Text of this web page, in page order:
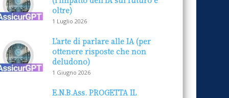
oltre)
1 Luglio 2026
L’arte di parlare alle IA (per
ottenere risposte che non
deludono)
1 Giugno 2026
E.N.B.Ass. PROGETTA IL